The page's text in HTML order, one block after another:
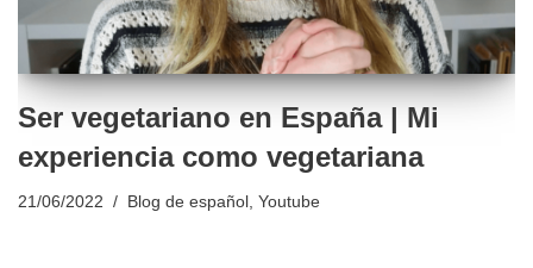
Ser vegetariano en España | Mi
experiencia como vegetariana
21/06/2022 Blog de español , Youtube